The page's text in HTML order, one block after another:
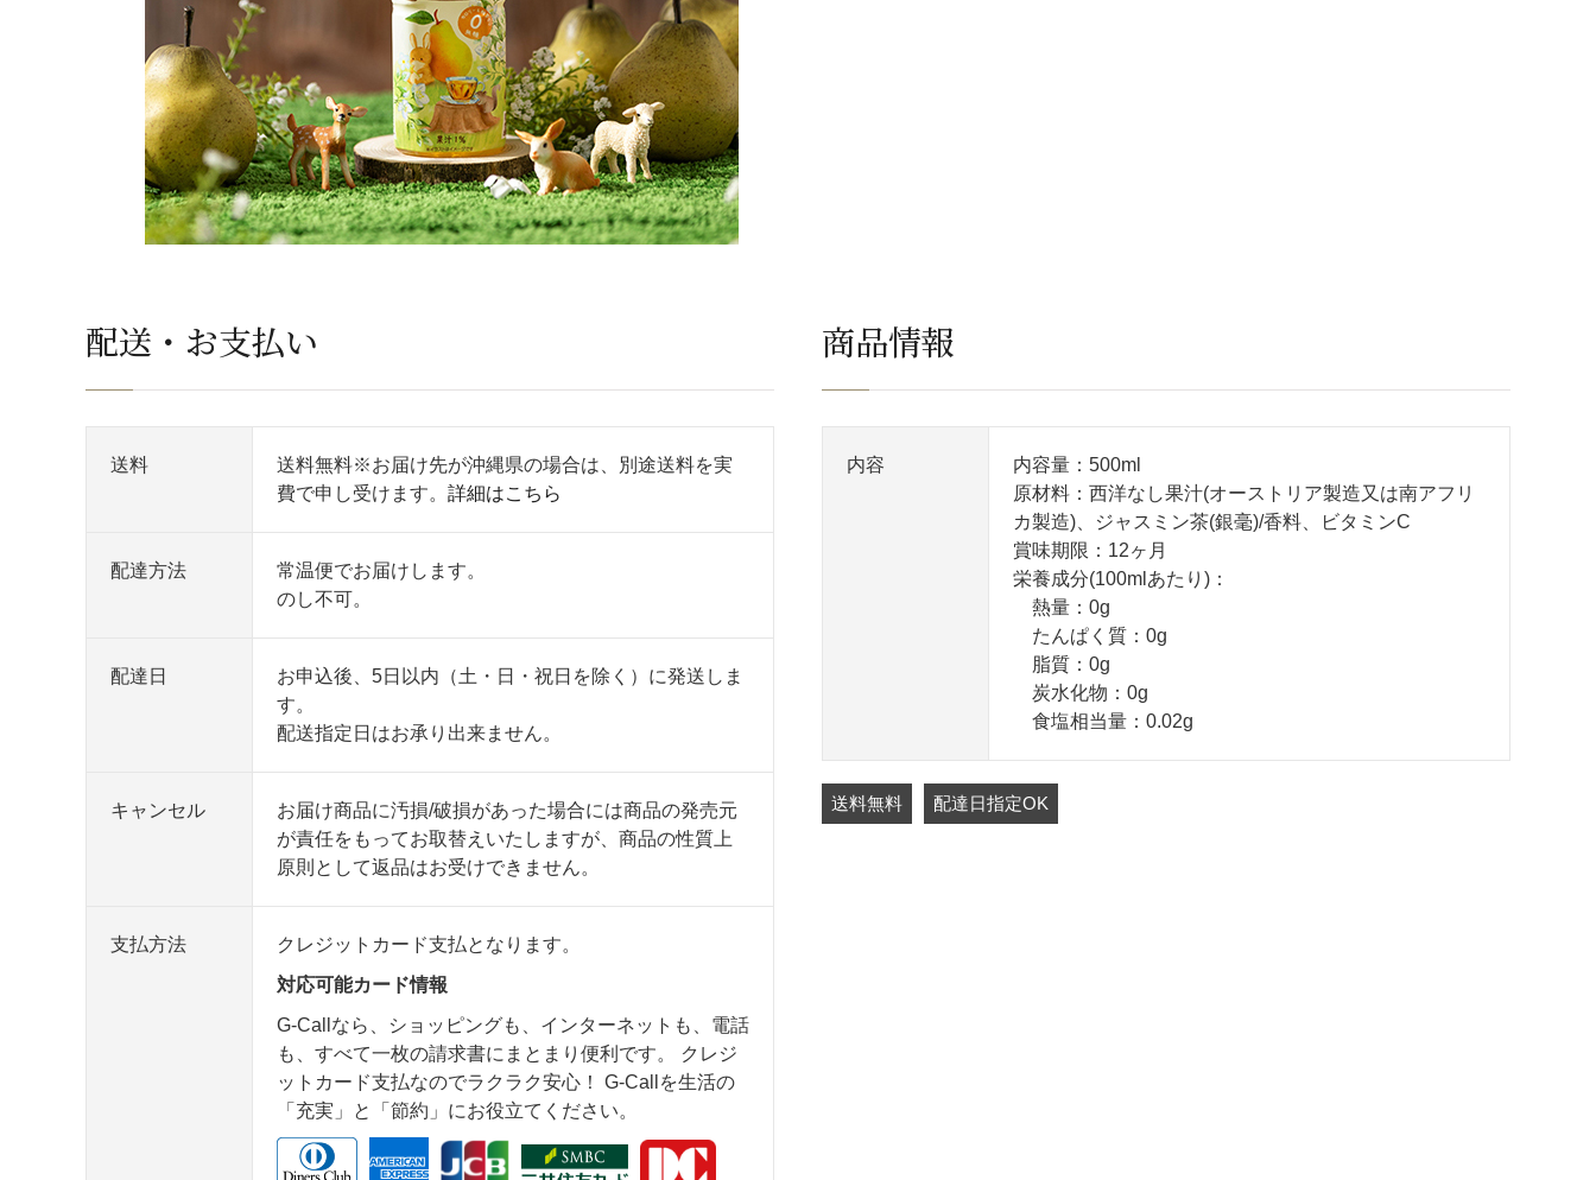
配送・お支払い
送料
送料無料※お届け先が沖縄県の場合は、別途送料を実
費で申し受けます。 詳細はこちら
配達方法
常温便でお届けします。
のし不可。
配達日
お申込後、5日以内（土・日・祝日を除く）に発送しま
す。
配送指定日はお承り出来ません。
キャンセル
お届け商品に汚損/破損があった場合には商品の発売元
が責任をもってお取替えいたしますが、商品の性質上
原則として返品はお受けできません。
支払方法
クレジットカード支払となります。
対応可能カード情報
G-Callなら、ショッピングも、インターネットも、電話
も、すべて一枚の請求書にまとまり便利です。 クレジ
ットカード支払なのでラクラク安心！ G-Callを生活の
「充実」と「節約」にお役立てください。
商品情報
内容
内容量：500ml
原材料：西洋なし果汁(オーストリア製造又は南アフリ
カ製造)、ジャスミン茶(銀毫)/香料、ビタミンC
賞味期限：12ヶ月
栄養成分(100mlあたり)：
熱量：0g
たんぱく質：0g
脂質：0g
炭水化物：0g
食塩相当量：0.02g
送料無料 配達日指定OK